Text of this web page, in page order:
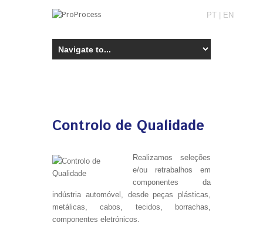
PT EN
Controlo de Qualidade
Realizamos seleções
e/ou retrabalhos em
componentes da
indústria automóvel, desde peças plásticas,
metálicas, cabos, tecidos, borrachas,
componentes eletrónicos.